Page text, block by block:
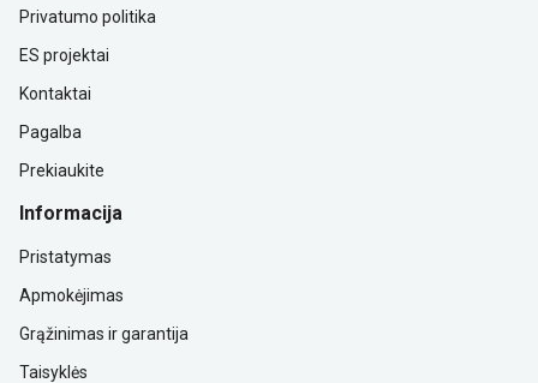
Privatumo politika
ES projektai
Kontaktai
Pagalba
Prekiaukite
Informacija
Pristatymas
Apmokėjimas
Grąžinimas ir garantija
Taisyklės